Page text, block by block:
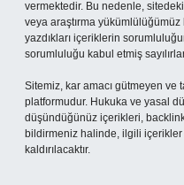
vermektedir. Bu nedenle,
veya araştırma
yazdıkları içeriklerin
sorumluluğu kabul etmiş
Sitemiz, kar amacı gütmeyen ve
platformudur. Hukuka ve yasal
düşündüğünüz içerikleri,
bildirmeniz halinde, ilgili
kaldırılacaktır.